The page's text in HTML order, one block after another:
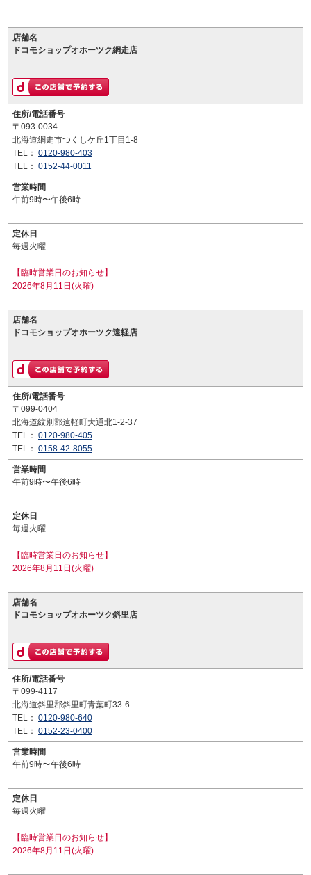
店舗名
ドコモショップオホーツク網走店
住所/電話番号
〒093-0034
北海道網走市つくしケ丘1丁目1-8
TEL： 0120-980-403
TEL： 0152-44-0011
営業時間
午前9時〜午後6時
定休日
毎週火曜
【臨時営業日のお知らせ】
2026年8月11日(火曜)
店舗名
ドコモショップオホーツク遠軽店
住所/電話番号
〒099-0404
北海道紋別郡遠軽町大通北1-2-37
TEL： 0120-980-405
TEL： 0158-42-8055
営業時間
午前9時〜午後6時
定休日
毎週火曜
【臨時営業日のお知らせ】
2026年8月11日(火曜)
店舗名
ドコモショップオホーツク斜里店
住所/電話番号
〒099-4117
北海道斜里郡斜里町青葉町33-6
TEL： 0120-980-640
TEL： 0152-23-0400
営業時間
午前9時〜午後6時
定休日
毎週火曜
【臨時営業日のお知らせ】
2026年8月11日(火曜)